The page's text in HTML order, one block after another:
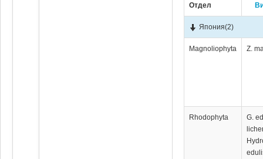
Отдел
Япония(2)
Magnoliophyta Z.
Rhodophyta
G.